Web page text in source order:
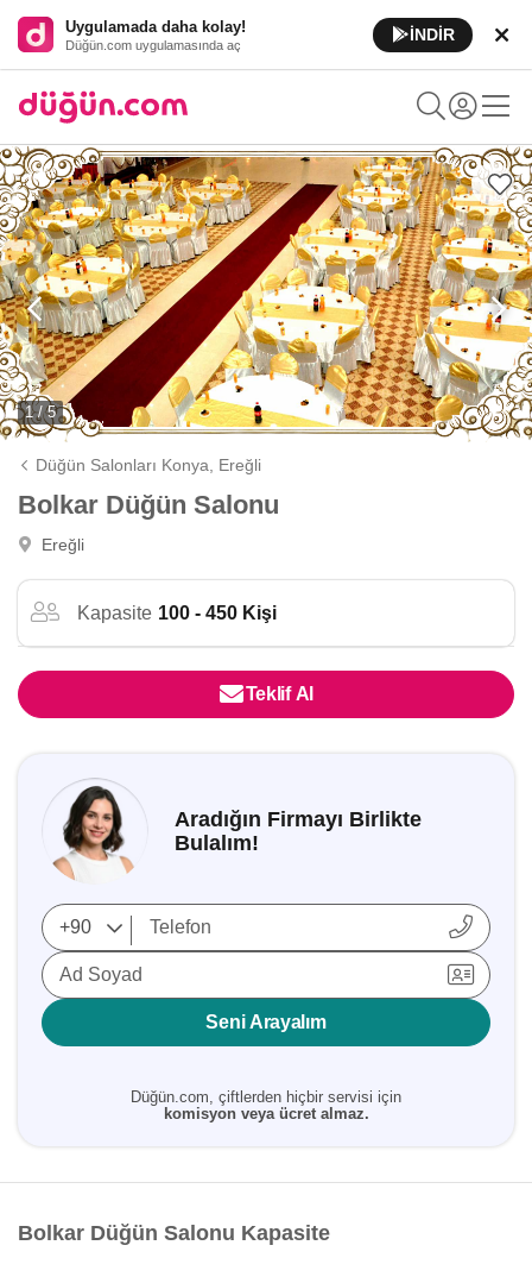
Uygulamada daha kolay!
Düğün.com uygulamasında aç
İNDİR
1 / 5
Düğün Salonları Konya, Ereğli
Bolkar Düğün Salonu
Ereğli
Kapasite 100 - 450 Kişi
Teklif Al
Aradığın Firmayı Birlikte
Bulalım!
Ad Soyad
Seni Arayalım
Düğün.com, çiftlerden hiçbir servisi için
komisyon veya ücret almaz.
Bolkar Düğün Salonu Kapasite